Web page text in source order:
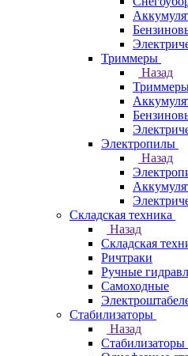
Триммеры
Назад
Электропилы
Назад
Складская техника
Назад
Складская
Ричтраки
Ручные
Самоходные
Стабилизаторы
Назад
Стабилизаторы